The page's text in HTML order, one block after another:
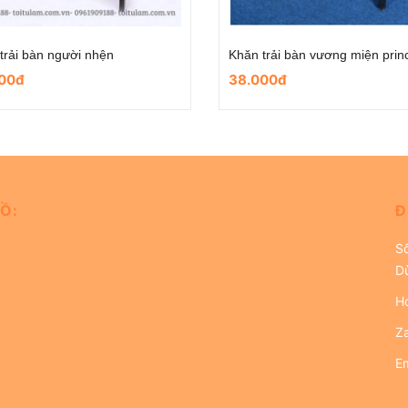
bàn Minion Khăn trải bàn anh hùng
38.000đ